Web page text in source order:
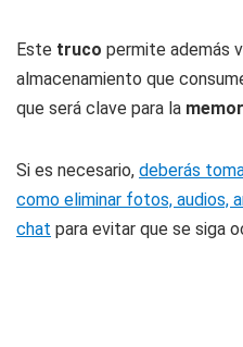
Este truco permite además
almacenamiento que
que será clave para la
Si es necesario, deberás
como eliminar fotos, audios,
chat para evitar que se siga